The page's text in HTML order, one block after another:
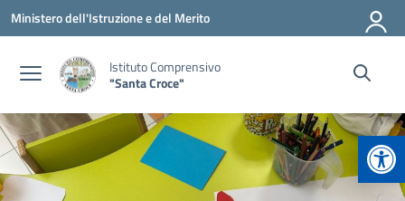
Vai ai contenuti
Vai al menu di navigazione
Vai al footer
Ministero dell'Istruzione e del Merito
Istituto Comprensivo
"Santa Croce"